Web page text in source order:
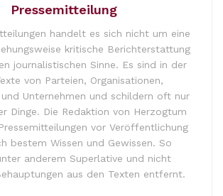
Pressemitteilung
handelt es sich nicht um eine
kritische Berichterstattung
journalistischen Sinne. Es sind in der
von Parteien, Organisationen,
Unternehmen und schildern oft nur
Dinge. Die Redaktion von Herzogtum
vor Veröffentlichung
bestem Wissen und Gewissen. So
anderem Superlative und nicht
aus den Texten entfernt.